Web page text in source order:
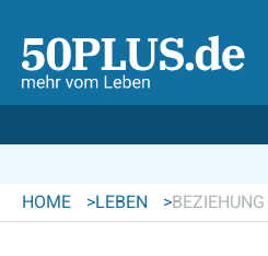
HOME
LEBEN BEZIEHUNG